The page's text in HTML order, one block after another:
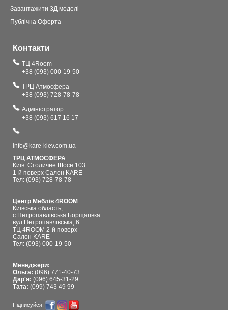
Завантажити 3Д моделі
Публічна Оферта
Контакти
ТЦ 4Room
+38 (093) 000-19-50
ТРЦ Атмосфера
+38 (093) 728-78-78
Адміністратор
+38 (093) 617 16 17
info@kare-kiev.com.ua
ТРЦ АТМОСФЕРА
Київ. Столичне Шосе 103
1-й поверх Салон KARE
Тел: (093) 728-78-78
Центр Меблів 4ROOM
Київська область,
с.Петропавлівська Борщагівка
вул.Петропавлівська, 6
ТЦ 4ROOM 2-й поверх
Салон KARE
Тел: (093) 000-19-50
Менеджери:
Ольга: (096) 771-40-73
Дар'я: (096) 645-31-29
Тата: (099) 743 49 99
Підписуйся: